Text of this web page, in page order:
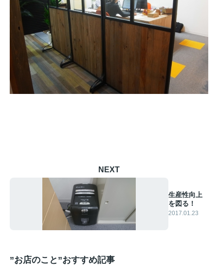
NEXT
生産性向上
を図る！
2017.01.23
”お店のこと”おすすめ記事